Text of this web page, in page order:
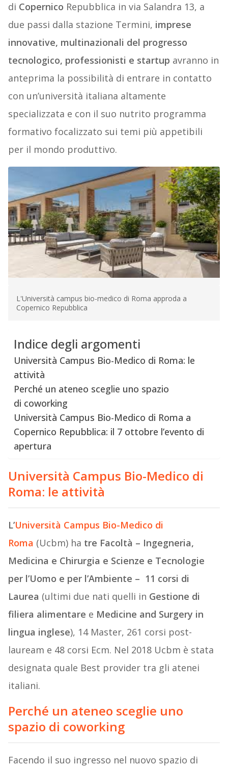
di Copernico Repubblica in via Salandra 13, a
due passi dalla stazione Termini, imprese
innovative, multinazionali del progresso
tecnologico, professionisti e startup avranno in
anteprima la possibilità di entrare in contatto
con un’università italiana altamente
specializzata e con il suo nutrito programma
formativo focalizzato sui temi più appetibili
per il mondo produttivo.
L'Università campus bio-medico di Roma approda a
Copernico Repubblica
Indice degli argomenti
Università Campus Bio-Medico di Roma: le
attività
Perché un ateneo sceglie uno spazio
di coworking
Università Campus Bio-Medico di Roma a
Copernico Repubblica: il 7 ottobre l’evento di
apertura
Università Campus Bio-Medico di
Roma: le attività
L’Università Campus Bio-Medico di
Roma (Ucbm) ha tre Facoltà – Ingegneria,
Medicina e Chirurgia e Scienze e Tecnologie
per l’Uomo e per l’Ambiente – 11 corsi di
Laurea (ultimi due nati quelli in Gestione di
filiera alimentare e Medicine and Surgery in
lingua inglese), 14 Master, 261 corsi post-
lauream e 48 corsi Ecm. Nel 2018 Ucbm è stata
designata quale Best provider tra gli atenei
italiani.
Perché un ateneo sceglie uno
spazio di coworking
Facendo il suo ingresso nel nuovo spazio di